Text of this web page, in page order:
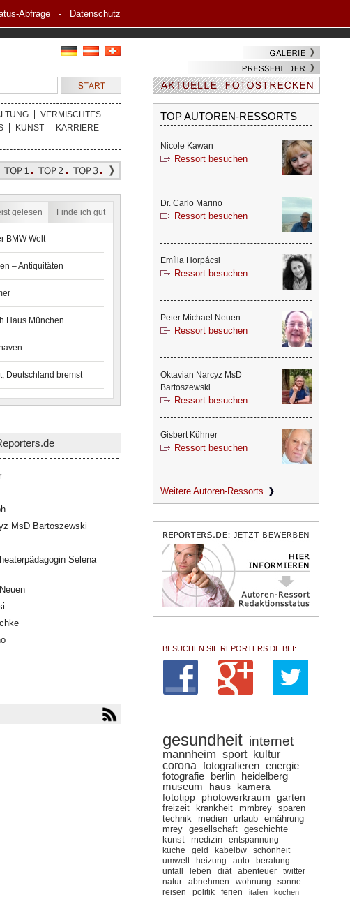
Abfrage- Datenschutz
VERMISCHTES
KUNST
KARRIERE
gelesen Finde ich gut
BMW Welt
– Antiquitäten
Haus München
Deutschland bremst
MsD Bartoszewski
Selena
TOP AUTOREN-RESSORTS
Nicole Kawan
Ressort besuchen
Dr. Carlo Marino
Ressort besuchen
Emília Horpácsi
Ressort besuchen
Peter Michael Neuen
Ressort besuchen
Oktavian Narcyz MsD
Bartoszewski
Ressort besuchen
Gisbert Kühner
Ressort besuchen
Weitere Autoren-Ressorts
BESUCHEN SIE REPORTERS.DE BEI:
gesundheit internet
mannheim sport
kultur
corona fotografieren energie
fotografie
berlin
heidelberg
museum
haus kamera
fototipp photowerkraum
garten
freizeit
krankheit mmbrey
sparen
technik
medien urlaub
ernährung
mrey
gesellschaft
geschichte
kunst
medizin
entspannung
küche
geld kabelbw
schönheit
umwelt
heizung auto
beratung
unfall
leben diät abenteuer
twitter
natur
abnehmen wohnung
sonne
reisen
politik ferien italien
kochen